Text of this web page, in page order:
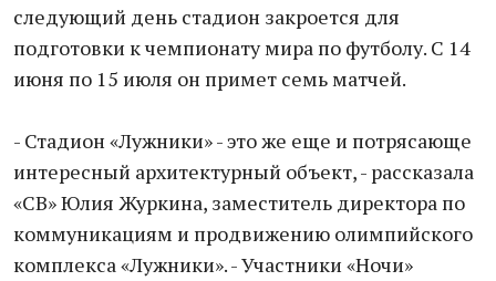
следующий день стадион закроется для
подготовки к чемпионату мира по футболу. С 14
июня по 15 июля он примет семь матчей.
- Стадион «Лужники» - это же еще и потрясающе
интересный архитектурный объект, - рассказала
«СВ» Юлия Журкина, заместитель директора по
коммуникациям и продвижению олимпийского
комплекса «Лужники». - Участники «Ночи»